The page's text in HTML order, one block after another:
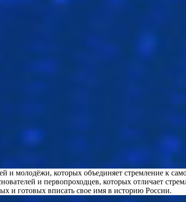
и молодёжи, которых объединяет стремление к
и первопроходцев, которых отличает
и готовых вписать свое имя в историю России.